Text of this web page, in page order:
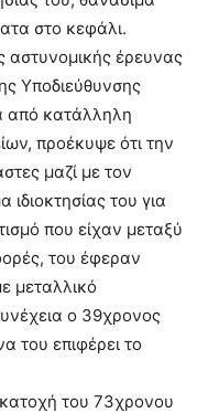
στο κεφάλι.
αστυνομικής έρευνας
Υποδιεύθυνσης
από κατάλληλη
προέκυψε ότι την
μαζί με τον
του για
που είχαν μεταξύ
του έφεραν
μεταλλικό
ο 39χρονος
του επιφέρει το
του 73χρονου